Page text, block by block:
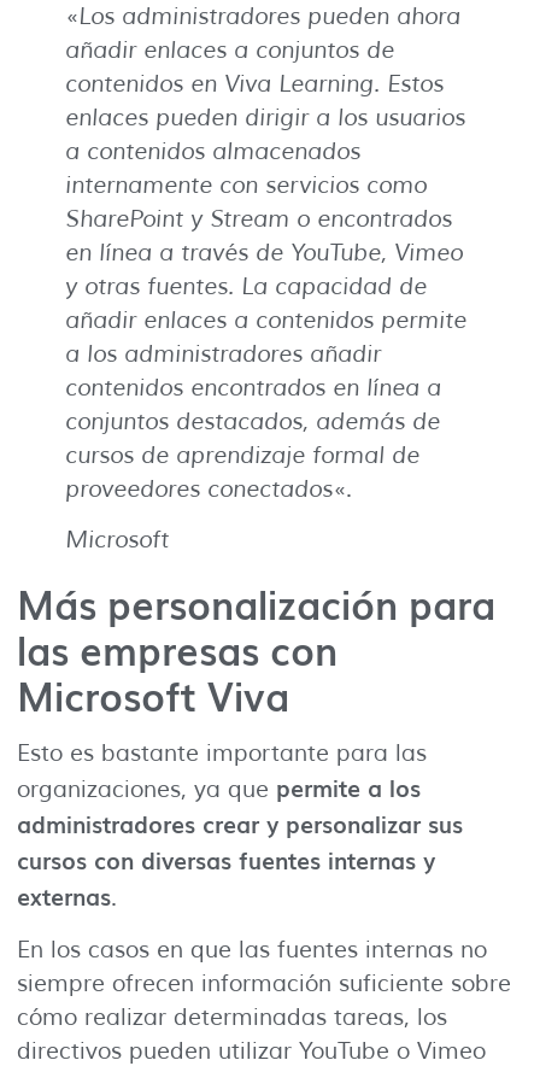
«Los administradores pueden ahora
añadir enlaces a conjuntos de
contenidos en Viva Learning. Estos
enlaces pueden dirigir a los usuarios
a contenidos almacenados
internamente con servicios como
SharePoint y Stream o encontrados
en línea a través de YouTube, Vimeo
y otras fuentes. La capacidad de
añadir enlaces a contenidos permite
a los administradores añadir
contenidos encontrados en línea a
conjuntos destacados, además de
cursos de aprendizaje formal de
proveedores conectados«.
Microsoft
Más personalización para
las empresas con
Microsoft Viva
Esto es bastante importante para las
organizaciones, ya que permite a los
administradores crear y personalizar sus
cursos con diversas fuentes internas y
externas.
En los casos en que las fuentes internas no
siempre ofrecen información suficiente sobre
cómo realizar determinadas tareas, los
directivos pueden utilizar YouTube o Vimeo